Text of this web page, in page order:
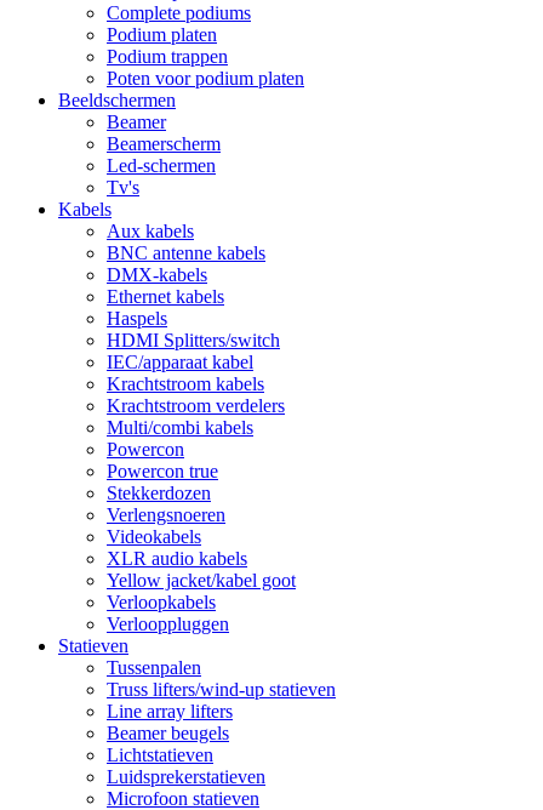
Complete podiums
Podium platen
Podium trappen
Poten voor podium platen
Beeldschermen
Beamer
Beamerscherm
Led-schermen
Tv's
Kabels
Aux kabels
BNC antenne kabels
DMX-kabels
Ethernet kabels
Haspels
HDMI Splitters/switch
IEC/apparaat kabel
Krachtstroom kabels
Krachtstroom verdelers
Multi/combi kabels
Powercon
Powercon true
Stekkerdozen
Verlengsnoeren
Videokabels
XLR audio kabels
Yellow jacket/kabel goot
Verloopkabels
Verlooppluggen
Statieven
Tussenpalen
Truss lifters/wind-up statieven
Line array lifters
Beamer beugels
Lichtstatieven
Luidsprekerstatieven
Microfoon statieven